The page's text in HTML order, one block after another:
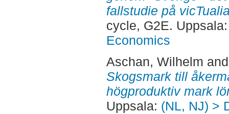
fallstudie på
cycle, G2E.
Economics
Aschan, Wilhelm
Skogsmark till
högproduktiv mark
Uppsala: (NL, NJ) >